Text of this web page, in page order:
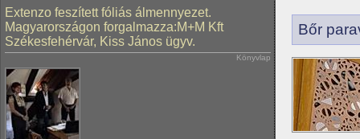
Extenzo feszített fóliás álmennyezet.
Magyarországon forgalmazza:M+M Kft
Székesfehérvár, Kiss János ügyv.
Könyvlap
Bőr